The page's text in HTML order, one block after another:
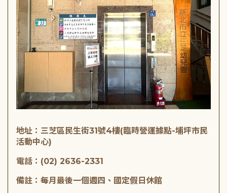
地址：三芝區民生街31號4樓(臨時營運據點-埔坪市民
活動中心)
電話：(02) 2636-2331
備註：每月最後一個週四、國定假日休館